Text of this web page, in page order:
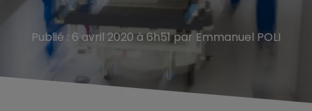
Publié : 6 avril 2020 à 6h51 par Emmanuel POLI